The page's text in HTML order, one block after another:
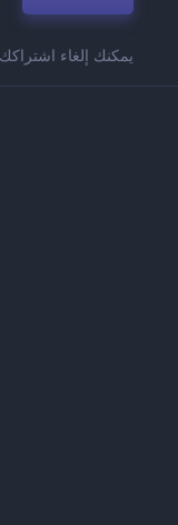
يمكنك إلغاء